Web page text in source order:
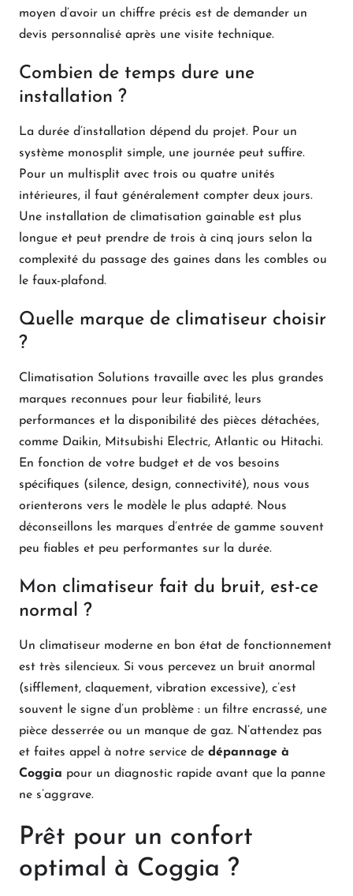
moyen d’avoir un chiffre précis est de demander un
devis personnalisé après une visite technique.
Combien de temps dure une
installation ?
La durée d’installation dépend du projet. Pour un
système monosplit simple, une journée peut suffire.
Pour un multisplit avec trois ou quatre unités
intérieures, il faut généralement compter deux jours.
Une installation de climatisation gainable est plus
longue et peut prendre de trois à cinq jours selon la
complexité du passage des gaines dans les combles ou
le faux-plafond.
Quelle marque de climatiseur choisir
?
Climatisation Solutions travaille avec les plus grandes
marques reconnues pour leur fiabilité, leurs
performances et la disponibilité des pièces détachées,
comme Daikin, Mitsubishi Electric, Atlantic ou Hitachi.
En fonction de votre budget et de vos besoins
spécifiques (silence, design, connectivité), nous vous
orienterons vers le modèle le plus adapté. Nous
déconseillons les marques d’entrée de gamme souvent
peu fiables et peu performantes sur la durée.
Mon climatiseur fait du bruit, est-ce
normal ?
Un climatiseur moderne en bon état de fonctionnement
est très silencieux. Si vous percevez un bruit anormal
(sifflement, claquement, vibration excessive), c’est
souvent le signe d’un problème : un filtre encrassé, une
pièce desserrée ou un manque de gaz. N’attendez pas
et faites appel à notre service de dépannage à
Coggia pour un diagnostic rapide avant que la panne
ne s’aggrave.
Prêt pour un confort
optimal à Coggia ?